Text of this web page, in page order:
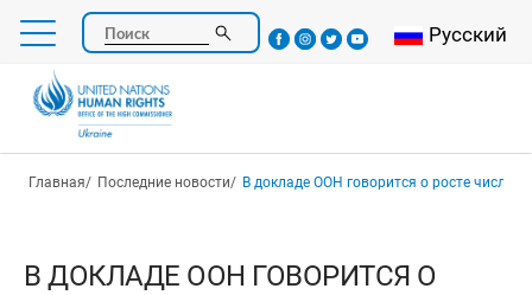
Перейти
основному
содержанию
Поиск Select your
Русский
Строка навигации
Главная Последние новости В докладе ООН говорится о росте числа погибших среди гражданского населения и вопиющих
В ДОКЛАДЕ ООН ГОВОРИТСЯ О